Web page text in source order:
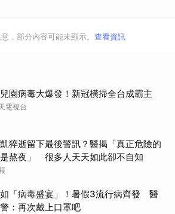
，部分內容可能未顯示。 查看資訊
園病毒大爆發！新冠橫掃全台成霸主
電視台
猝逝留下最後警訊？醫揭「真正危險的
熬夜」 很多人天天如此卻不自知
「病毒盛宴」！暑假3流行病齊發 醫
：再次戴上口罩吧